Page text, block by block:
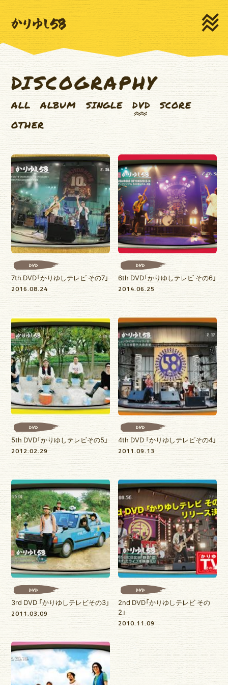
HOME
LIVE
MEDIA
PROFILE
DISCOGRAPHY
GOODS
CONTACT
新規登録 ログイン
ゆいま～るSNS
ゆいま～るテレビ
ゆいま～るブログ
ゆいま～るラジオ
かりゆしの部屋
壁紙
DISCOGRAPHY
ALL ALBUM SINGLE DVD
SCORE
OTHER
DVD
7th DVD「かりゆしテレビ その7」
2016.08.24
DVD
6th DVD「かりゆしテレビ その6」
2014.06.25
DVD
5th DVD「かりゆしテレビその5」
2012.02.29
DVD
4th DVD 「かりゆしテレビその4」
2011.09.13
DVD
3rd DVD 「かりゆしテレビその3」
2011.03.09
DVD
2nd DVD「かりゆしテレビ その
2」
2010.11.09